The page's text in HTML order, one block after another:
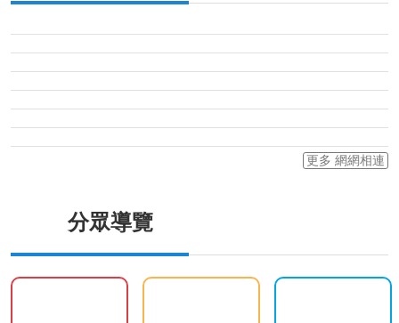
更多 網網相連
分眾導覽